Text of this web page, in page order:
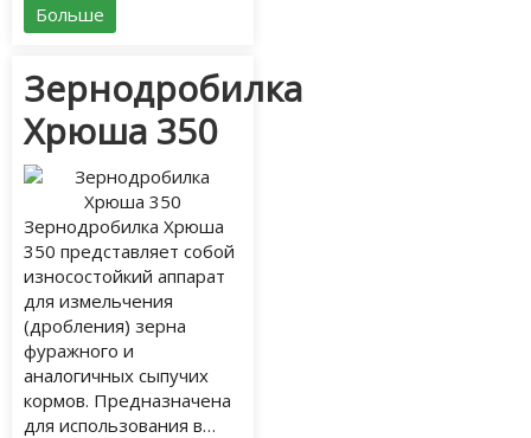
Больше
Зернодробилка
Хрюша 350
Зернодробилка Хрюша
350 представляет собой
износостойкий аппарат
для измельчения
(дробления) зерна
фуражного и
аналогичных сыпучих
кормов. Предназначена
для использования в…